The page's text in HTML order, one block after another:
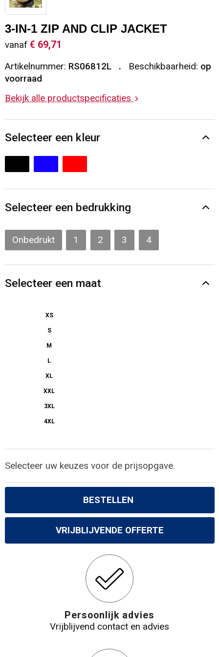
Sleutelhangers en Lanyards
Snoepgoed
Spellen voor binnen en buiten
Sport
Veiligheid, Auto en Fiets
Vrije tijd en Strand
Waterflesjes
Vesten
Gilets
Blazers
Restauranttextiel
Reflecterende vesten
Hoofdbescherming
Reflecterende polo's
Handschoenen en Sjaals
Gehoorbescherming
Oog- en gelaatsbescherming
3-IN-1 ZIP AND CLIP JACKET
vanaf € 69,71
Artikelnummer: RS06812L Beschikbaarheid: op
voorraad
Bekijk alle productspecificaties
Selecteer een kleur
Selecteer een bedrukking
Onbedrukt 1 2 3 4
Selecteer een maat
XS
S
M
L
XL
XXL
3XL
4XL
Selecteer uw keuzes voor de prijsopgave.
BESTELLEN
VRIJBLIJVENDE OFFERTE
Persoonlijk advies
Vrijblijvend contact en advies